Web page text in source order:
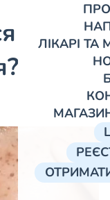
ЛІКАРІ